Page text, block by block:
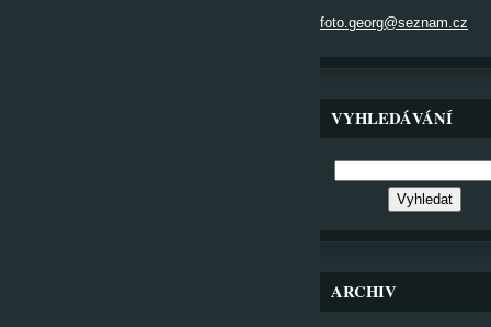
foto.georg@seznam.cz
VYHLEDÁVÁNÍ
ARCHIV